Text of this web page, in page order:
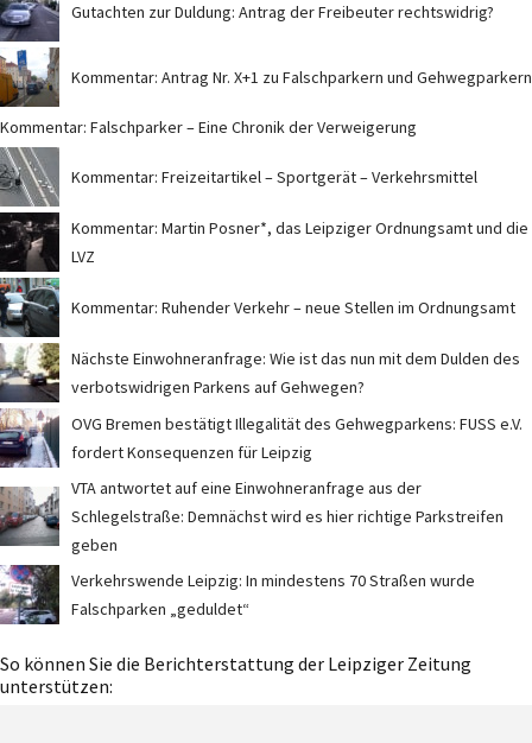
Gutachten zur Duldung: Antrag der Freibeuter rechtswidrig?
Kommentar: Antrag Nr. X+1 zu Falschparkern und Gehwegparkern
Kommentar: Falschparker – Eine Chronik der Verweigerung
Kommentar: Freizeitartikel – Sportgerät – Verkehrsmittel
Kommentar: Martin Posner*, das Leipziger Ordnungsamt und die
LVZ
Kommentar: Ruhender Verkehr – neue Stellen im Ordnungsamt
Nächste Einwohneranfrage: Wie ist das nun mit dem Dulden des
verbotswidrigen Parkens auf Gehwegen?
OVG Bremen bestätigt Illegalität des Gehwegparkens: FUSS e.V.
fordert Konsequenzen für Leipzig
VTA antwortet auf eine Einwohneranfrage aus der
Schlegelstraße: Demnächst wird es hier richtige Parkstreifen
geben
Verkehrswende Leipzig: In mindestens 70 Straßen wurde
Falschparken „geduldet“
So können Sie die Berichterstattung der Leipziger Zeitung
unterstützen: